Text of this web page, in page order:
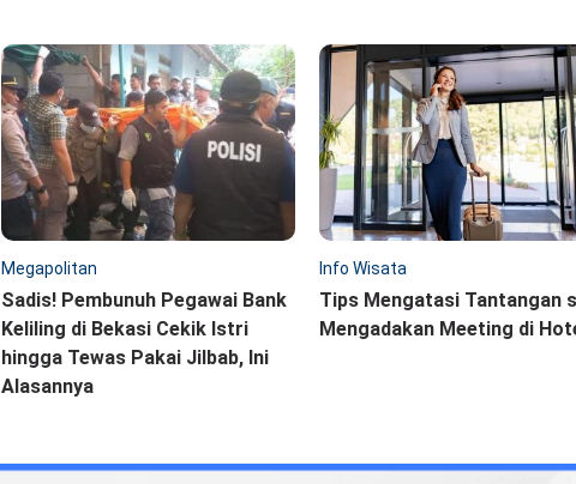
Megapolitan
Sadis! Pembunuh Pegawai Bank
Keliling di Bekasi Cekik Istri
hingga Tewas Pakai Jilbab, Ini
Alasannya
Info Wisata
Tips Mengatasi Tantangan
Mengadakan Meeting di